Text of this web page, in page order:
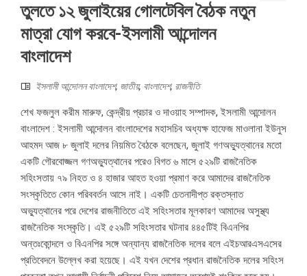
তুলতে ১২ জুলাইয়ের গোলটেবিল বৈঠক নতুন
মাত্রা যোগ করবে-ইসলামী আন্দোলন
বাংলাদেশ
ইসলামী আন্দোলন বাংলাদেশ, জাতীয়, বাংলাদেশ, রাজনীতি
শেখ ফজলুল করীম মারুফ, কেন্দ্রীয় প্রচার ও দাওয়াহ সম্পাদক, ইসলামী আন্দোলন
বাংলাদেশ : ইসলামী আন্দোলন বাংলাদেশের মহাসচিব অধ্যক্ষ হাফেজ মাওলানা ইউনুস
আহমদ আজ ৮ জুলাই দলের নিয়মিত বৈঠকে বলেছেন, জুলাই গণঅভ্যুত্থানের মতো
একটি গৌরবোজ্জল গণঅভ্যুত্থানের পরেও বিগত ৬ মাসে ৫২৯টি রাজনৈতিক
সহিংসতায় ৭৯ নিহত ও ৪ হাজার আহত হওয়া প্রমাণ করে আমাদের রাজনৈতিক
সংস্কৃতিতে কোন পরিববর্তন আসে নাই। একটি চেতনাদীপ্ত রক্তস্নাত
অভ্যুত্থানের পরে দেশের রাজনীতিতে এই সহিংসতার মূলকারণ আমাদের অসুস্থ্য
রাজনৈতিক সংস্কৃতি। এই ৫২৯টি সহিংসতার ঘটনার ৪৪৫টিই বিএনপির
অন্তঃকোন্দলে ও বিএনপির সঙ্গে অন্যান্য রাজনৈতিক দলের বলে এইচআরএসএসের
প্রতিবেদনে উল্লেখ করা হয়েছে। এই যখন দেশের প্রধান রাজনৈতিক দলের সহিংস